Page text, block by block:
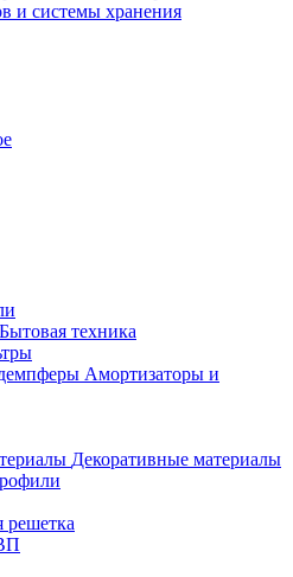
и системы хранения
Бытовая техника
Амортизаторы и
Декоративные материалы
решетка